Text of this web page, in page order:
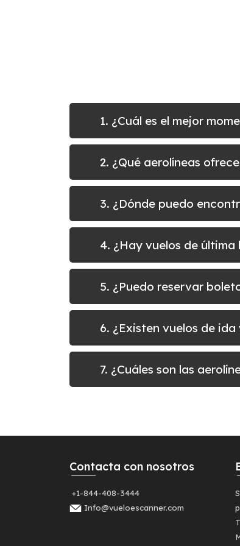
1. ¿Cuál es el mejor
2. ¿Qué aerolíneas
3. ¿Dónde puedo
4. ¿Hay vuelos de
5. ¿Puedo reservar
6. ¿Existen vuelos de
7. ¿Cuáles son las
Contacta con nosotros
+1-844-408-3444
Info@vueloescanner.com